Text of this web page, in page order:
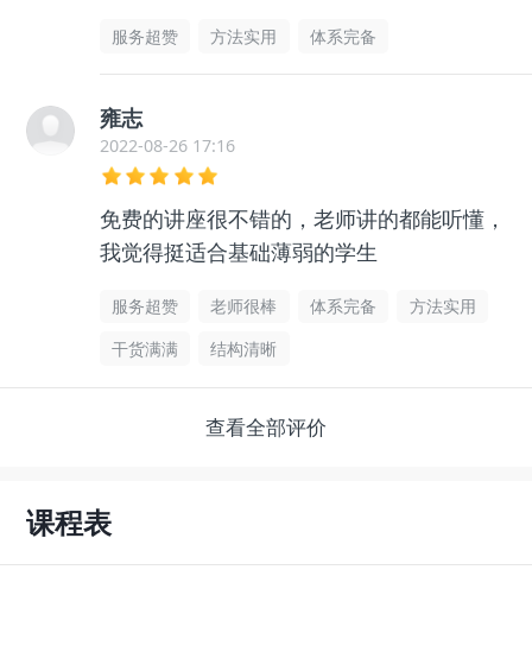
服务超赞 方法实用 体系完备
雍志
2022-08-26 17:16
免费的讲座很不错的，老师讲的都能听懂，
我觉得挺适合基础薄弱的学生
服务超赞 老师很棒 体系完备
方法实用
干货满满
结构清晰
查看全部评价
课程表